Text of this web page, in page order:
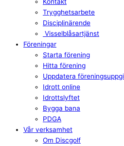
Trygghetsarbete
Disciplinärende
Visselblåsartjänst
Föreningar
Starta förening
Hitta förening
Uppdatera
Idrott online
Idrottslyftet
Bygga bana
PDGA
Vår verksamhet
Om Discgolf